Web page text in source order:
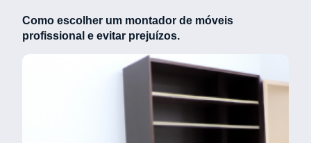
Como escolher um montador de móveis
profissional e evitar prejuízos.